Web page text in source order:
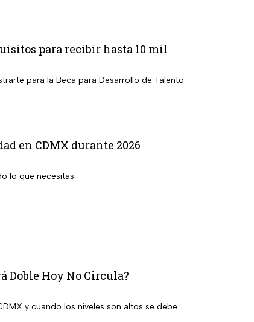
para recibir hasta 10 mil
para la Beca para Desarrollo de Talento
en CDMX durante 2026
lo que necesitas
Doble Hoy No Circula?
y cuando los niveles son altos se debe